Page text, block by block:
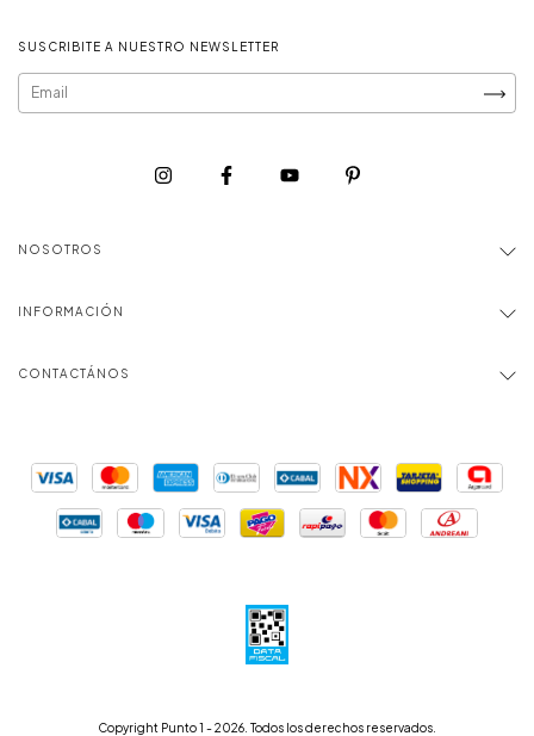
SUSCRIBITE A NUESTRO NEWSLETTER
NOSOTROS
INFORMACIÓN
CONTACTÁNOS
Copyright Punto 1 - 2026. Todos los derechos reservados.